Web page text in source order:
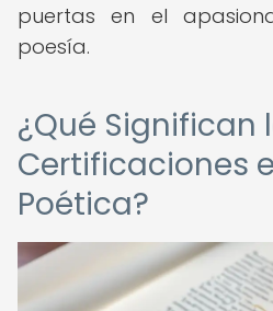
puertas en el
poesía.
¿Qué Significan
Certificaciones
Poética?